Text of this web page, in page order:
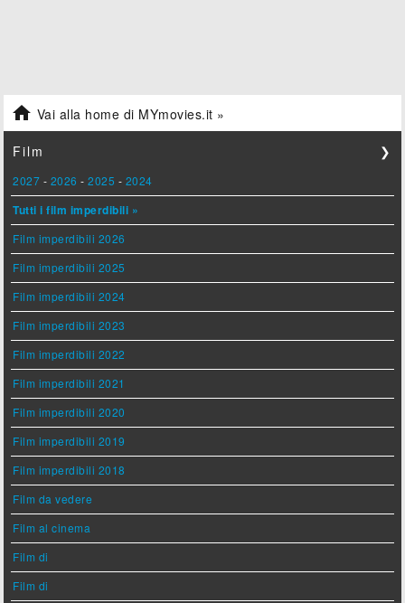
 Vai alla home di MYmovies.it »
Film ❯
2027 - 2026 -2025 - 2024
Tutti i film imperdibili »
Film imperdibili 2026
Film imperdibili 2025
Film imperdibili 2024
Film imperdibili 2023
Film imperdibili 2022
Film imperdibili 2021
Film imperdibili 2020
Film imperdibili 2019
Film imperdibili 2018
Film da vedere
Film al cinema
Film di
Film di